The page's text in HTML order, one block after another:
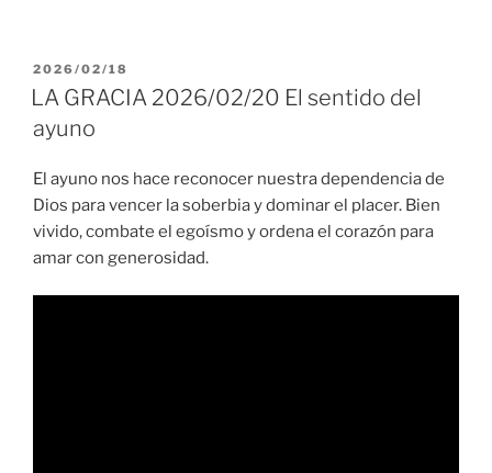
PUBLICADO
EL
2026/02/18
LA GRACIA 2026/02/20 El sentido del
ayuno
El ayuno nos hace reconocer nuestra dependencia de
Dios para vencer la soberbia y dominar el placer. Bien
vivido, combate el egoísmo y ordena el corazón para
amar con generosidad.